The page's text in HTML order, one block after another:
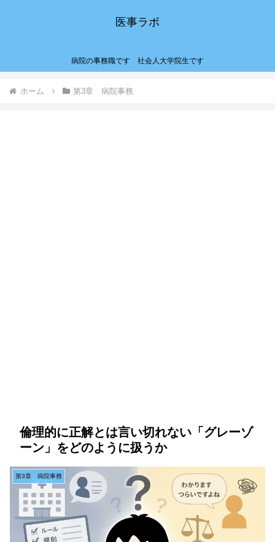
医事ラボ
病院の事務職です 社会人大学院生です
ホーム 第3章 病院事務
倫理的に正解とは言い切れない「グレーゾ
ーン」をどのように扱うか
第3章 病院事務